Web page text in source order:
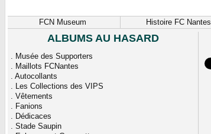
FCN Museum Histoire FC Nantes
ALBUMS AU HASARD
. Musée des Supporters
. Maillots FCNantes
. Autocollants
. Les Collections des VIPS
. Vêtements
. Fanions
. Dédicaces
. Stade Saupin